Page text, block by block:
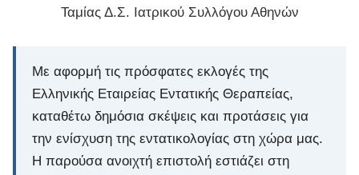
Ταμίας Δ.Σ. Ιατρικού Συλλόγου Αθηνών
Με αφορμή τις πρόσφατες εκλογές της
Ελληνικής Εταιρείας Εντατικής Θεραπείας,
καταθέτω δημόσια σκέψεις και προτάσεις για
την ενίσχυση της εντατικολογίας στη χώρα μας.
Η παρούσα ανοιχτή επιστολή εστιάζει στη